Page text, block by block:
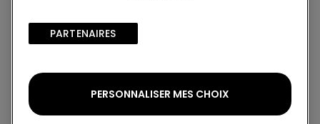
Membre du programme fidélité Tezenis Talent 2€
Pour toute commande supérieure à 55€ Livraison gratuite
5 jours ouvrables
PARTENAIRES​
PERSONNALISER MES CHOIX